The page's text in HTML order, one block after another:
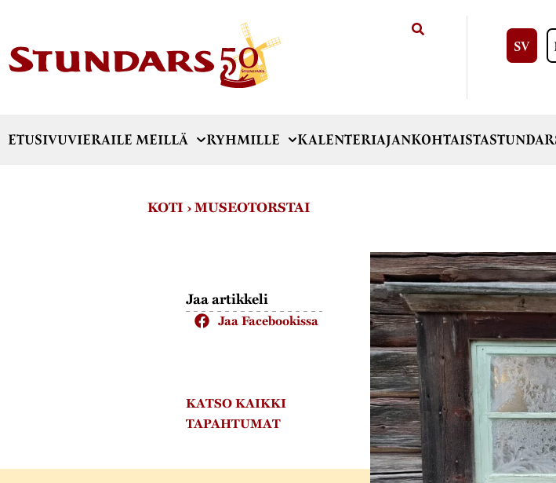
SV
ETUSIVUVIERAILE MEILLÄ RYHMILLE KALENTERIAJANKOHTAISTA
KOTI ›MUSEOTORSTAI
Jaa artikkeli
Jaa Facebookissa
KATSO KAIKKI
TAPAHTUMAT